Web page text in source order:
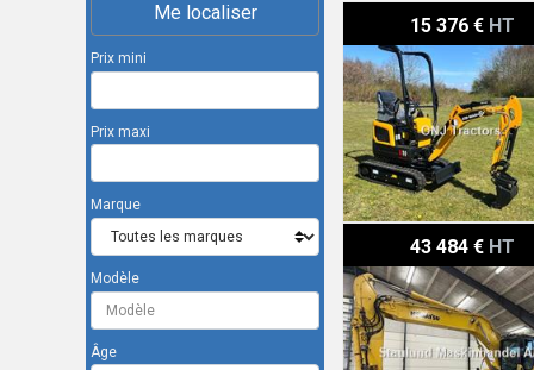
Me localiser
Prix mini
Prix maxi
Marque
Modèle
Âge
15 376 € HT
43 484 € HT
Komatsu PC240 LC-8